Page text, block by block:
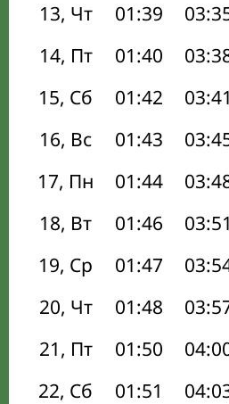
13, Чт
01:39
14, Пт
01:40
15, Сб
01:42 03:41
16, Вс
01:43
17, Пн
01:44
18, Вт
01:46 03:51
19, Ср
01:47
20, Чт
01:48
21, Пт
01:50
22, Сб
01:51